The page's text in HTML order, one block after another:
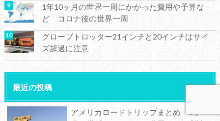
1年10ヶ月の世界一周にかかった費用や予算な
ど コロナ後の世界一周
グローブトロッター21インチと20インチはサイ
ズ超過に注意
最近の投稿
アメリカロードトリップまとめ 1ヶ